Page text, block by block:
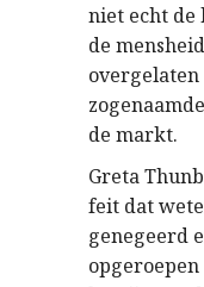
niet echt de
de
de markt.
Greta
feit dat
genegeerd